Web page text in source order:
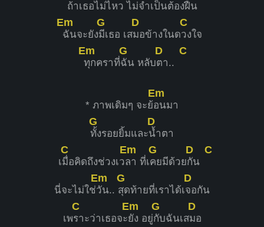
ถ้าเธอไม่ไหว ไม่จำเป็นต้องฝืน
Em
ฉันจะยัง
G
มีเธอ เส
D
มอข้างในด
C
วงใจ
Em
ทุกคราที่
G
ฉัน หลับ
D
ตา..
C
* ภาพเดิมๆ จะย้
Em
อนมา
G
ทั้งรอยยิ้มและ
D
น้ำตา
เ
C
มื่อคิดถึงช่วงเว
Em
ลา ที่เ
G
คยมีด้วย
D
กัน
C
นี่จะไม่ใช่
Em
วัน..
G
สุดท้ายที่เราได้เ
D
จอกัน
เพ
C
ราะว่าเธอจะ
Em
ยัง อยู่
G
กับฉันเส
D
มอ